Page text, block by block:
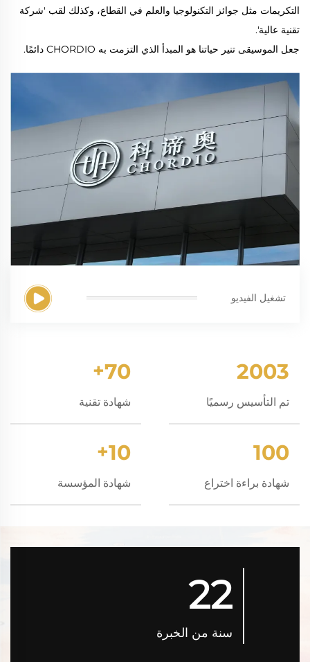
التكريمات مثل جوائز التكنولوجيا والعلم في القطاع، وكذلك لقب 'شركة
تقنية عالية'.
جعل الموسيقى تنير حياتنا هو المبدأ الذي التزمت به CHORDIO دائمًا.
تشغيل الفيديو
2003
تم التأسيس رسميًا
70
+
شهادة تقنية
100
شهادة براءة اختراع
10
+
شهادة المؤسسة
22
سنة من الخبرة